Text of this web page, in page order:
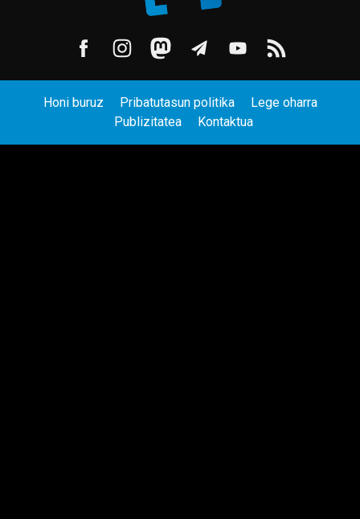
Honi buruz Pribatutasun politika
Lege oharra
Publizitatea
Kontaktua